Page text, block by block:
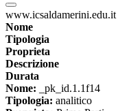
www.icsaldamerini.edu.it
Nome
Tipologia
Proprieta
Descrizione
Durata
Nome: _pk_id.1.1f14
Tipologia: analitico